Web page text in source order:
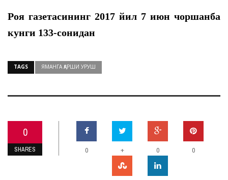
Роя газетасининг 2017 йил 7 июн чоршанба
кунги 133-сонидан
TAGS ЯМАНГА ҚАРШИ УРУШ
0
SHARES 0 + 0 0